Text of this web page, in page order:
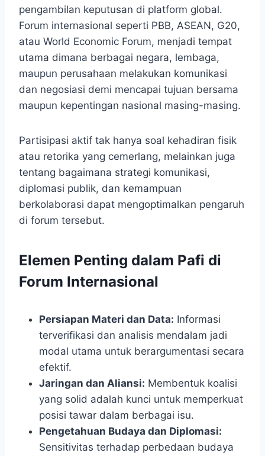
pengambilan keputusan di platform global.
Forum internasional seperti PBB, ASEAN, G20,
atau World Economic Forum, menjadi tempat
utama dimana berbagai negara, lembaga,
maupun perusahaan melakukan komunikasi
dan negosiasi demi mencapai tujuan bersama
maupun kepentingan nasional masing-masing.
Partisipasi aktif tak hanya soal kehadiran fisik
atau retorika yang cemerlang, melainkan juga
tentang bagaimana strategi komunikasi,
diplomasi publik, dan kemampuan
berkolaborasi dapat mengoptimalkan pengaruh
di forum tersebut.
Elemen Penting dalam Pafi di
Forum Internasional
Persiapan Materi dan Data: Informasi
terverifikasi dan analisis mendalam jadi
modal utama untuk berargumentasi secara
efektif.
Jaringan dan Aliansi: Membentuk koalisi
yang solid adalah kunci untuk memperkuat
posisi tawar dalam berbagai isu.
Pengetahuan Budaya dan Diplomasi:
Sensitivitas terhadap perbedaan budaya